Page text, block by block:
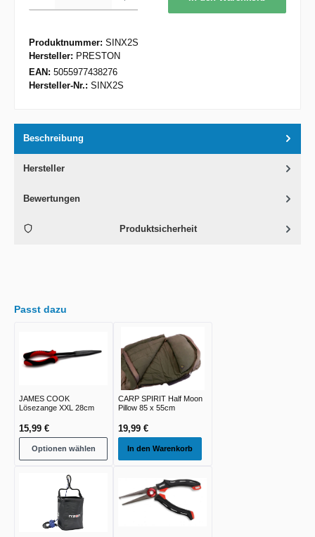
Produktnummer: SINX2S
Hersteller: PRESTON
EAN: 5055977438276
Hersteller-Nr.: SINX2S
Beschreibung
Hersteller
Bewertungen
Produktsicherheit
Passt dazu
JAMES COOK
Lösezange XXL 28cm
15,99 €
Optionen wählen
CARP SPIRIT Half Moon
Pillow 85 x 55cm
19,99 €
In den Warenkorb